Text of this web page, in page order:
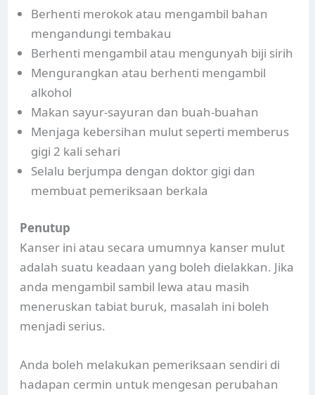
Berhenti merokok atau mengambil bahan
mengandungi tembakau
Berhenti mengambil atau mengunyah biji sirih
Mengurangkan atau berhenti mengambil
alkohol
Makan sayur-sayuran dan buah-buahan
Menjaga kebersihan mulut seperti memberus
gigi 2 kali sehari
Selalu berjumpa dengan doktor gigi dan
membuat pemeriksaan berkala
Penutup
Kanser ini atau secara umumnya kanser mulut
adalah suatu keadaan yang boleh dielakkan. Jika
anda mengambil sambil lewa atau masih
meneruskan tabiat buruk, masalah ini boleh
menjadi serius.
Anda boleh melakukan pemeriksaan sendiri di
hadapan cermin untuk mengesan perubahan